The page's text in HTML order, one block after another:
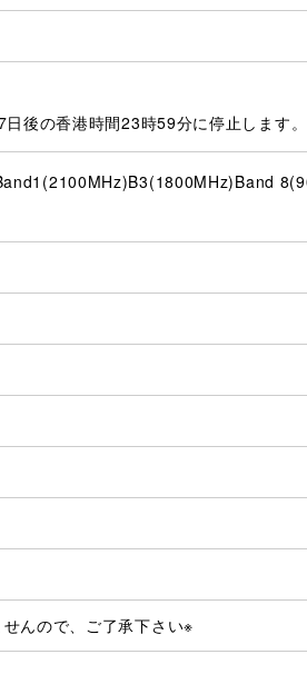
後の香港時間23時59分に停止します。
んので、ご了承下さい※